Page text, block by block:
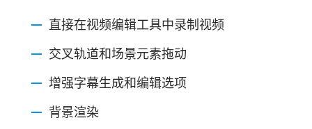
直接在视频编辑工具中录制视频
交叉轨道和场景元素拖动
增强字幕生成和编辑选项
背景渲染